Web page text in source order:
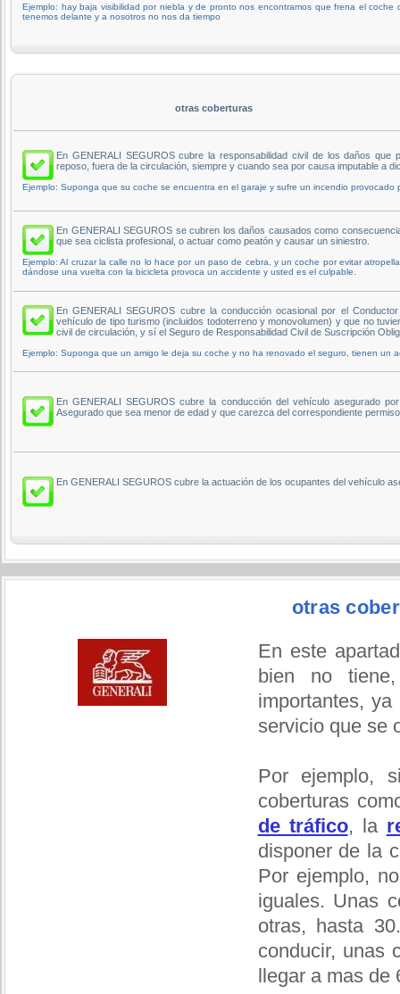
Ejemplo: hay baja visibilidad por niebla y de pronto nos encontramos que frena el coche
tenemos delante y a nosotros no nos da tiempo
otras coberturas
En GENERALI SEGUROS cubre la responsabilidad civil de los daños que
reposo, fuera de la circulación, siempre y cuando sea por causa imputable a
Ejemplo: Suponga que su coche se encuentra en el garaje y sufre un incendio provocado
En GENERALI SEGUROS se cubren los daños causados como
que sea ciclista profesional, o actuar como peatón y causar un siniestro.
Ejemplo: Al cruzar la calle no lo hace por un paso de cebra, y un coche por evitar
dándose una vuelta con la bicicleta provoca un accidente y usted es el culpable.
En GENERALI SEGUROS cubre la conducción ocasional por el
vehículo de tipo turismo (incluidos todoterreno y monovolumen) y que no
civil de circulación, y sí el Seguro de Responsabilidad Civil de Suscripción
Ejemplo: Suponga que un amigo le deja su coche y no ha renovado el seguro, tienen un
En GENERALI SEGUROS cubre la conducción del vehículo asegurado
Asegurado que sea menor de edad y que carezca del correspondiente
En GENERALI SEGUROS cubre la actuación de los ocupantes del vehículo
otras
En este
bien no
importantes,
servicio que se
Por ejemplo,
coberturas
de tráfico, la
disponer de la
Por ejemplo,
iguales. Unas
otras, hasta
conducir, unas
llegar a mas de